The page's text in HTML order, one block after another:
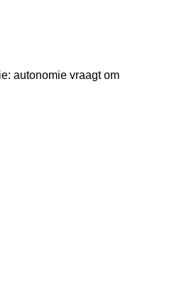
autonomie vraagt om